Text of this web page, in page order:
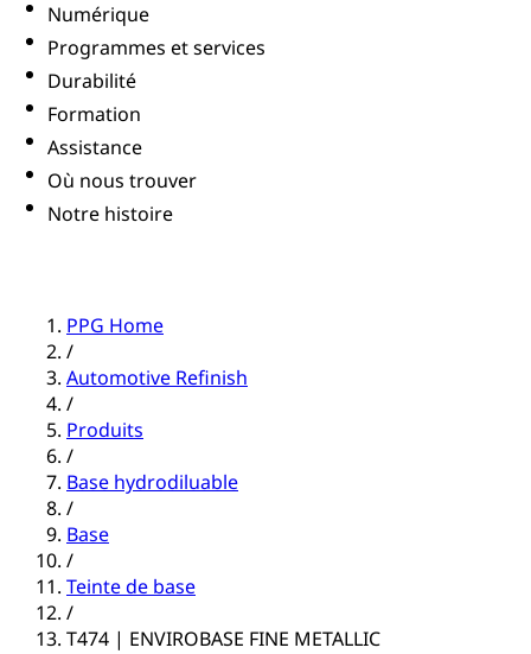
Numérique
Programmes et services
Durabilité
Formation
Assistance
Où nous trouver
Notre histoire
PPG Home
/
Automotive Refinish
/
Produits
/
Base hydrodiluable
/
Base
/
Teinte de base
/
T474 | ENVIROBASE FINE METALLIC